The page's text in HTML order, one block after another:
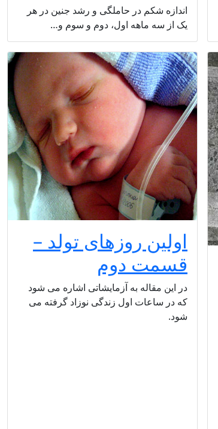
اندازه شکم در حاملگی و رشد جنین در هر
یک از سه ماهه اول، دوم و سوم و…
اولین روزهای تولد –
قسمت دوم
در این مقاله به آزمایشاتی اشاره می شود
که در ساعات اول زندگی نوزاد گرفته می
شود.